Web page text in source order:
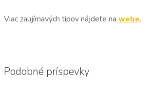
Viac zaujímavých tipov nájdete na webe.
Podobné príspevky